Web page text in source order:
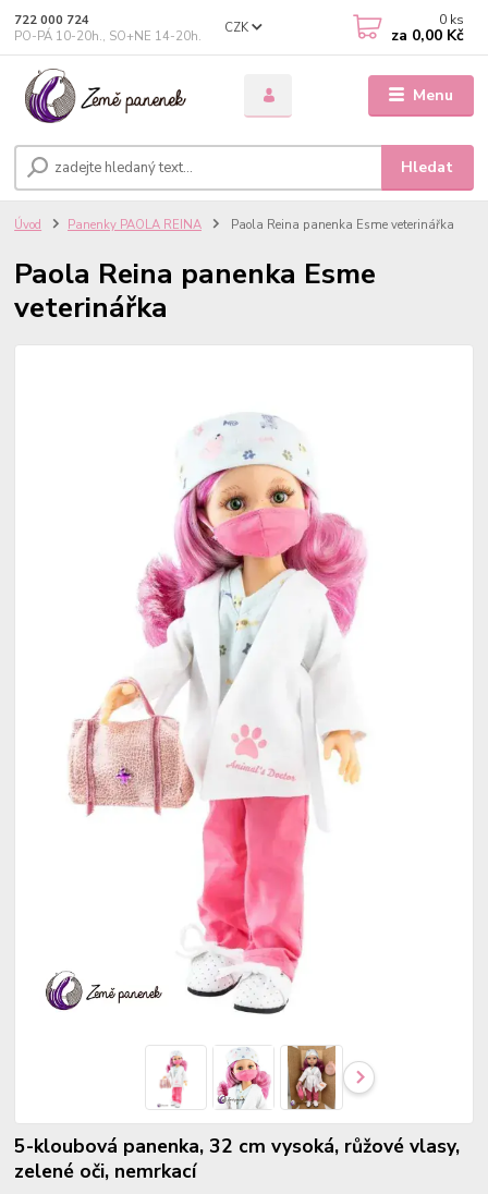
Menu
CZK
Hledat
722 000 724
PO-PÁ 10-20h., SO+NE 14-20h.
0 ks
za 0,00 Kč
Úvod Panenky PAOLA REINA Paola Reina panenka Esme veterinářka
Paola Reina panenka Esme
veterinářka
5-kloubová panenka, 32 cm vysoká, růžové vlasy,
zelené oči, nemrkací